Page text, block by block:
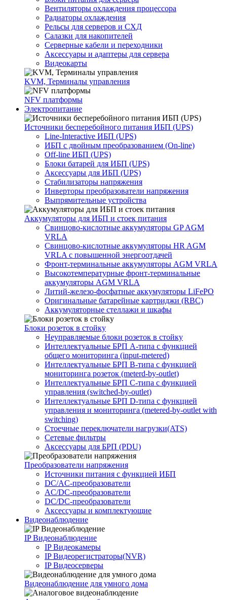
Вентиляторы охлаждения процессора
Радиаторы охлаждения
Рельсы для серверов и СХД
Салазки для накопителей
Серверные кабели и переходники
Аксессуары и адаптеры для сервера
Видеокарты
KVM, Терминалы управления
NFV платформы
Электропитание
Источники бесперебойного питания ИБП (UPS)
Line-Interactive ИБП (UPS)
ИБП с двойным преобразованием (On-line)
Off-line ИБП (UPS)
Блоки батарей для ИБП (UPS)
Аксессуары для ИБП (UPS)
Стабилизаторы напряжения
Инверторы преобразователи напряжения
Выпрямительные устройства
Аккумуляторы для ИБП и стоек питания
Свинцово-кислотные аккумуляторы GP AGM
VRLA
Свинцово-кислотные аккумуляторы HR AGM
VRLA с повышенной энергоотдачей
Фронт-терминальные аккумуляторы AGM VRLA
Высокотемпературные фронт-терминальные
аккумуляторы AGM VRLA
Литий-железо-фосфатные аккумуляторы LiFePO
Оригинальные батарейные картриджи (RBC)
Аккумуляторные стеллажи и шкафы
Блоки розеток в стойку
Неуправляемые блоки розеток в стойку
Интеллектуальные БРП А-типа с функцией
общего мониторинга (input-metered)
Интеллектуальные БРП B-типа с функцией
мониторинга розеток (meterd-by-outlet)
Интеллектуальные БРП C-типа с функцией
управления (switched-by-outlet)
Интеллектуальные БРП D-типа с функцией
управления и мониторинга (metered-by-outlet with
switching)
Стоечные переключатели нагрузки(ATS)
Сетевые фильтры
Аксессуары для БРП (PDU)
Преобразователи напряжения
Источники питания c функцией ИБП
DC/AC-преобразователи
AC/DC-преобразователи
DC/DC-преобразователи
Аксессуары и комплектующие
Видеонаблюдение
IP Видеонаблюдение
IP Видеокамеры
IP Видеорегистраторы(NVR)
IP Видеосерверы
Видеонаблюдение для умного дома